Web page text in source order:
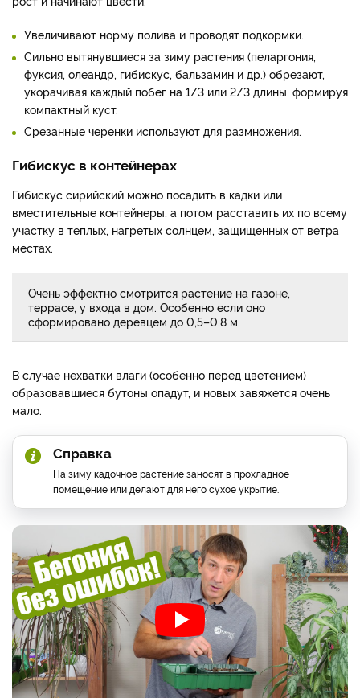
Увеличивают норму полива и проводят подкормки.
Сильно вытянувшиеся за зиму растения (пеларгония,
фуксия, олеандр, гибискус, бальзамин и др.) обрезают,
укорачивая каждый побег на 1/3 или 2/3 длины, формируя
компактный куст.
Срезанные черенки используют для размножения.
Гибискус в контейнерах
Гибискус сирийский можно посадить в кадки или
вместительные контейнеры, а потом расставить их по всему
участку в теплых, нагретых солнцем, защищенных от ветра
местах.
Очень эффектно смотрится растение на газоне,
террасе, у входа в дом. Особенно если оно
сформировано деревцем до 0,5–0,8 м.
В случае нехватки влаги (особенно перед цветением)
образовавшиеся бутоны опадут, и новых завяжется очень
мало.
Справка
На зиму кадочное растение заносят в прохладное
помещение или делают для него сухое укрытие.